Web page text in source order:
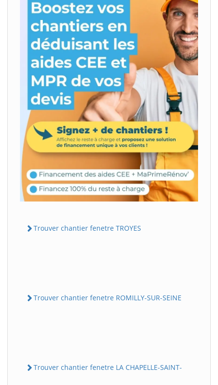
Trouver chantier fenetre TROYES
Trouver chantier fenetre ROMILLY-SUR-SEINE
Trouver chantier fenetre LA CHAPELLE-SAINT-